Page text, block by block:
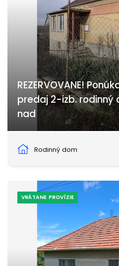
REZERVOVANE!
predaj 2-izb. rodinný
nad
Rodinný dom
VRÁTANE PROVÍZIE